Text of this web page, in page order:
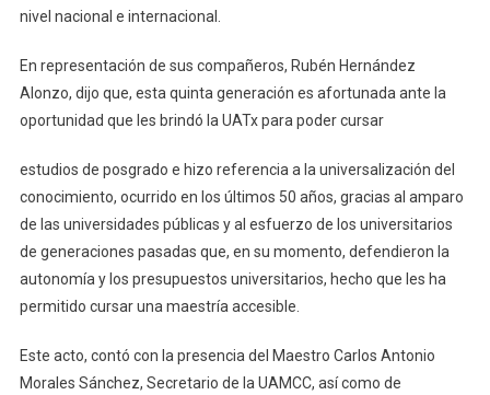
nivel nacional e internacional.
En representación de sus compañeros, Rubén Hernández
Alonzo, dijo que, esta quinta generación es afortunada ante la
oportunidad que les brindó la UATx para poder cursar
estudios de posgrado e hizo referencia a la universalización del
conocimiento, ocurrido en los últimos 50 años, gracias al amparo
de las universidades públicas y al esfuerzo de los universitarios
de generaciones pasadas que, en su momento, defendieron la
autonomía y los presupuestos universitarios, hecho que les ha
permitido cursar una maestría accesible.
Este acto, contó con la presencia del Maestro Carlos Antonio
Morales Sánchez, Secretario de la UAMCC, así como de